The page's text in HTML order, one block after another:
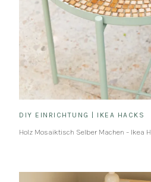
DIY EINRICHTUNG IKEA HACKS
Holz Mosaiktisch Selber Machen – Ikea